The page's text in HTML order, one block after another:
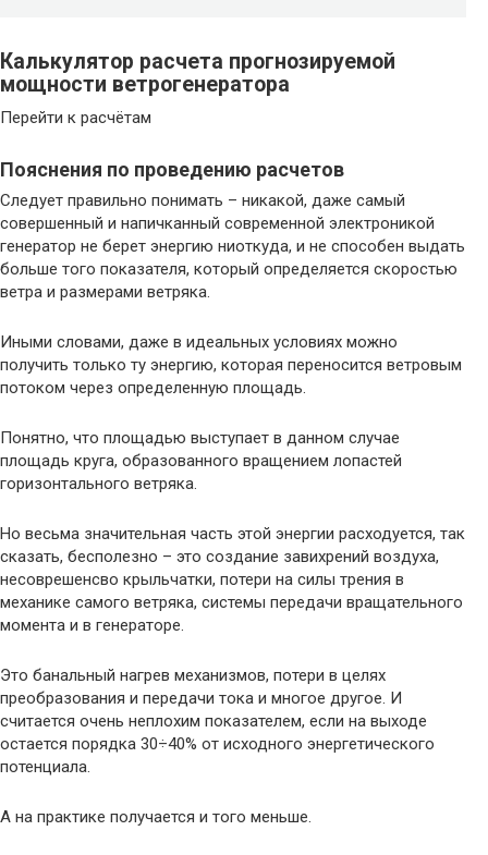
Калькулятор расчета прогнозируемой
мощности ветрогенератора
Перейти к расчётам
Пояснения по проведению расчетов
Следует правильно понимать – никакой, даже самый
совершенный и напичканный современной электроникой
генератор не берет энергию ниоткуда, и не способен выдать
больше того показателя, который определяется скоростью
ветра и размерами ветряка.
Иными словами, даже в идеальных условиях можно
получить только ту энергию, которая переносится ветровым
потоком через определенную площадь.
Понятно, что площадью выступает в данном случае
площадь круга, образованного вращением лопастей
горизонтального ветряка.
Но весьма значительная часть этой энергии расходуется, так
сказать, бесполезно – это создание завихрений воздуха,
несоврешенсво крыльчатки, потери на силы трения в
механике самого ветряка, системы передачи вращательного
момента и в генераторе.
Это банальный нагрев механизмов, потери в целях
преобразования и передачи тока и многое другое. И
считается очень неплохим показателем, если на выходе
остается порядка 30÷40% от исходного энергетического
потенциала.
А на практике получается и того меньше.